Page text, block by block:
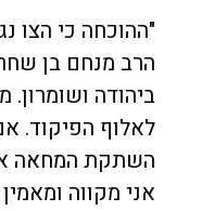
"ההוכחה כי הצו
הרב מנחם בן
ביהודה
לאלוף הפיקוד.
השתקת המחאה
אני מקווה